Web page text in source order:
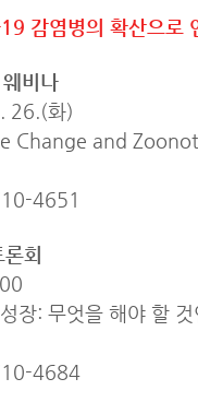
감염병의 확산으로
비나
26.(화)
Change and
4651
회
장: 무엇을 해야 할 것
4684